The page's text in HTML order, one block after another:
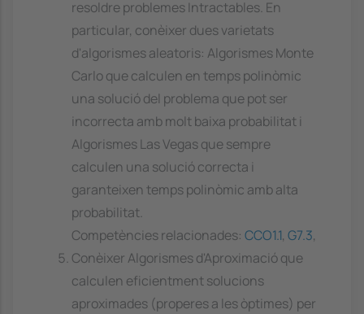
resoldre problemes Intractables. En
particular, conèixer dues varietats
d'algorismes aleatoris: Algorismes Monte
Carlo que calculen en temps polinòmic
una solució del problema que pot ser
incorrecta amb molt baixa probabilitat i
Algorismes Las Vegas que sempre
calculen una solució correcta i
garanteixen temps polinòmic amb alta
probabilitat.
Competències relacionades: CCO1.1, G7.3,
Conèixer Algorismes d'Aproximació que
calculen eficientment solucions
aproximades (properes a les òptimes) per